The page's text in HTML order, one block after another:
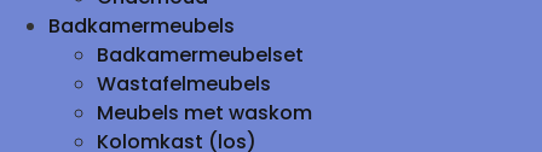
Badkamermeubels
Badkamermeubelset
Wastafelmeubels
Meubels met waskom
Kolomkast (los)